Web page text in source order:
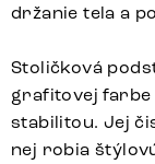
držanie tela a
Stoličková
grafitovej farbe
stabilitou. Jej
nej robia